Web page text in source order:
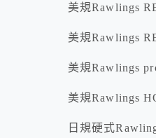
美規Rawlings
美規Rawlings
美規Rawlings
美規Rawlings
日規硬式